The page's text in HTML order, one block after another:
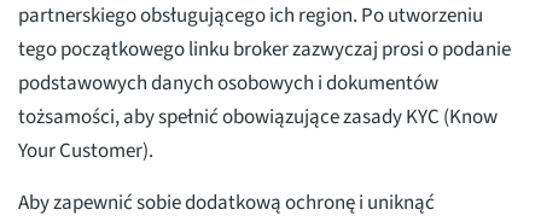
partnerskiego obsługującego ich region. Po utworzeniu
tego początkowego linku broker zazwyczaj prosi o podanie
podstawowych danych osobowych i dokumentów
tożsamości, aby spełnić obowiązujące zasady KYC (Know
Your Customer).
Aby zapewnić sobie dodatkową ochronę i uniknąć